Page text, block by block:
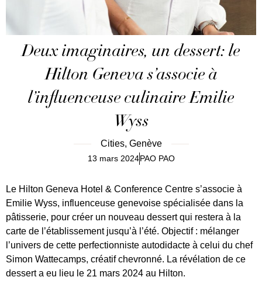
Deux imaginaires, un dessert: le
Hilton Geneva s’associe à
l’influenceuse culinaire Emilie
Wyss
Cities, Genève
13 mars 2024PAO PAO
Le Hilton Geneva Hotel & Conference Centre s’associe à
Emilie Wyss, influenceuse genevoise spécialisée dans la
pâtisserie, pour créer un nouveau dessert qui restera à la
carte de l’établissement jusqu’à l’été. Objectif : mélanger
l’univers de cette perfectionniste autodidacte à celui du chef
Simon Wattecamps, créatif chevronné. La révélation de ce
dessert a eu lieu le 21 mars 2024 au Hilton.